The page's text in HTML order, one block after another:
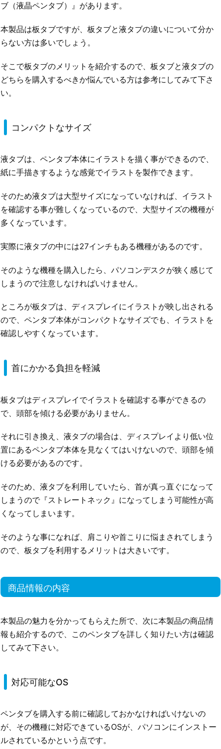
ブ（液晶ペンタブ）』があります。
本製品は板タブですが、板タブと液タブの違いについて分か
らない方は多いでしょう。
そこで板タブのメリットを紹介するので、板タブと液タブの
どちらを購入するべきか悩んでいる方は参考にしてみて下さ
い。
コンパクトなサイズ
液タブは、ペンタブ本体にイラストを描く事ができるので、
紙に手描きするような感覚でイラストを製作できます。
そのため液タブは大型サイズになっていなければ、イラスト
を確認する事が難しくなっているので、大型サイズの機種が
多くなっています。
実際に液タブの中には27インチもある機種があるのです。
そのような機種を購入したら、パソコンデスクが狭く感じて
しまうので注意しなければいけません。
ところが板タブは、ディスプレイにイラストが映し出される
ので、ペンタブ本体がコンパクトなサイズでも、イラストを
確認しやすくなっています。
首にかかる負担を軽減
板タブはディスプレイでイラストを確認する事ができるの
で、頭部を傾ける必要がありません。
それに引き換え、液タブの場合は、ディスプレイより低い位
置にあるペンタブ本体を見なくてはいけないので、頭部を傾
ける必要があるのです。
そのため、液タブを利用していたら、首が真っ直ぐになって
しまうので『ストレートネック』になってしまう可能性が高
くなってしまいます。
そのような事になれば、肩こりや首こりに悩まされてしまう
ので、板タブを利用するメリットは大きいです。
商品情報の内容
本製品の魅力を分かってもらえた所で、次に本製品の商品情
報も紹介するので、このペンタブを詳しく知りたい方は確認
してみて下さい。
対応可能なOS
ペンタブを購入する前に確認しておかなければいけないの
が、その機種に対応できているOSが、パソコンにインストー
ルされているかという点です。